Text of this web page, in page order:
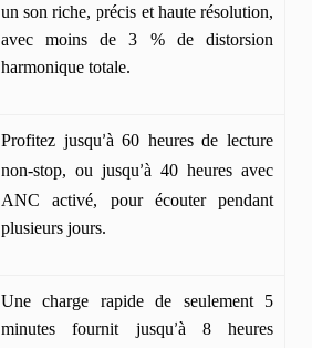
un son riche, précis et haute résolution,
avec moins de 3 % de distorsion
harmonique totale.
Profitez jusqu’à 60 heures de lecture
non-stop, ou jusqu’à 40 heures avec
ANC activé, pour écouter pendant
plusieurs jours.
Une charge rapide de seulement 5
minutes fournit jusqu’à 8 heures